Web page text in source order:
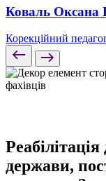
Коваль Оксана
Корекційний
держави,